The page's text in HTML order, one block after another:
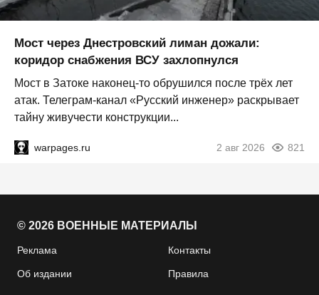
Мост через Днестровский лиман дожали:
коридор снабжения ВСУ захлопнулся
Мост в Затоке наконец-то обрушился после трёх лет
атак. Телеграм-канал «Русский инженер» раскрывает
тайну живучести конструкции...
warpages.ru 2 авг 2026 821
© 2026 ВОЕННЫЕ МАТЕРИАЛЫ
Реклама Контакты
Об издании Правила